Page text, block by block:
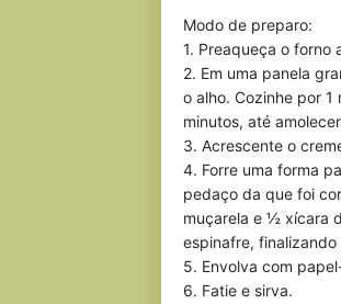
Modo de preparo:
1. Preaqueça o forno
2. Em uma panela
o alho. Cozinhe por
minutos, até
3. Acrescente o
4. Forre uma forma
pedaço da que foi
muçarela e ½ xícara
espinafre,
5. Envolva com
6. Fatie e sirva.